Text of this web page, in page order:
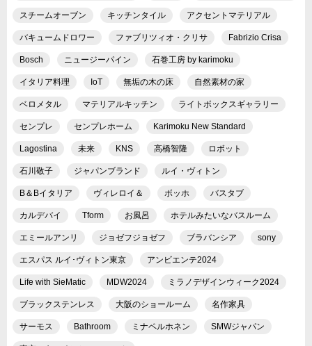
スチームオーブン キッチンタイル アクセントマテリアル
バキュームドロワー ファブリツィオ・クリサ Fabrizio Crisa
Bosch ニュージーパイン 石巻工房 by karimoku
イタリア料理 IoT 無垢の木の床 自然素材の家
ベロメタル マテリアルキッチン ライトボックスギャラリー
センプレ センプレホーム Karimoku New Standard
Lagostina 未来 KNS 高橋智隆 ロボット
石川敬子 ジャパンブランド ルイ・ヴィトン
B＆Bイタリア ヴィレロイ＆ ボッホ バスタブ
カルデバイ Tform お風呂 ホテルみたいなバスルーム
エミールアンリ ジョゼフジョゼフ ブラバンシア sony
エスパス ルイ･ヴィトン東京 アンビエンテ2024
Life with SieMatic MDW2024 ミラノデザインウィーク2024
ブラックステンレス 大阪のショールーム 名作家具
サーモス Bathroom ミナペルホネン SMWジャパン